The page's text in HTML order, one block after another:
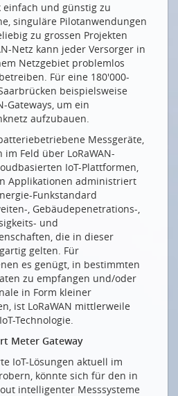
einfach und günstig zu
singuläre Pilotanwendungen
zu grossen Projekten
Netz kann jeder Versorger in
Netzgebiet problemlos
Für eine 180'000-
beispielsweise
Gateways, um ein
aufzubauen.
Messgeräte,
Feld über LoRaWAN-
IoT-Plattformen,
Applikationen administriert
Funkstandard
, Gebäudepenetrations-,
und
die in dieser
gelten. Für
es genügt, in bestimmten
zu empfangen und/oder
in Form kleiner
ist LoRaWAN mittlerweile
Technologie.
Meter Gateway
IoT-Lösungen aktuell im
könnte sich für den in
intelligenter Messsysteme